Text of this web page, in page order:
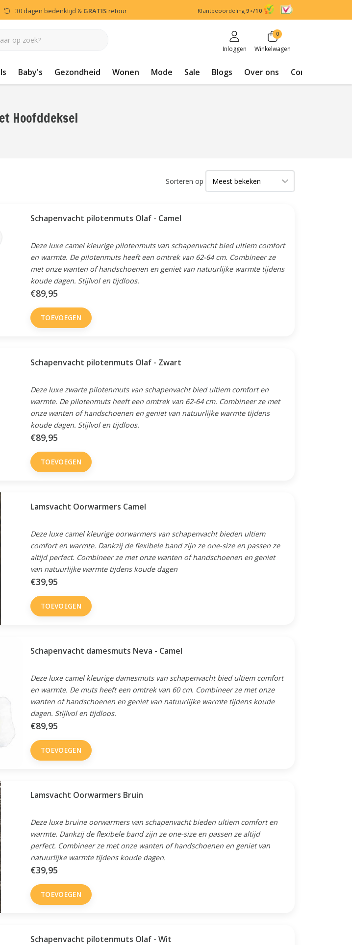
30 dagen bedenktijd & GRATIS retour Klantbeoordeling 9+/10
Inloggen
0
Winkelwagen
Baby's Gezondheid Wonen Mode Sale Blogs Over ons Contact
Hoofddeksel
Sorteren op
Schapenvacht pilotenmuts Olaf - Camel
Deze luxe camel kleurige pilotenmuts van schapenvacht bied ultiem comfort
en warmte. De pilotenmuts heeft een omtrek van 62-64 cm. Combineer ze
met onze wanten of handschoenen en geniet van natuurlijke warmte tijdens
koude dagen. Stijlvol en tijdloos.
€89,95
TOEVOEGEN
Schapenvacht pilotenmuts Olaf - Zwart
Deze luxe zwarte pilotenmuts van schapenvacht bied ultiem comfort en
warmte. De pilotenmuts heeft een omtrek van 62-64 cm. Combineer ze met
onze wanten of handschoenen en geniet van natuurlijke warmte tijdens
koude dagen. Stijlvol en tijdloos.
€89,95
TOEVOEGEN
Lamsvacht Oorwarmers Camel
Deze luxe camel kleurige oorwarmers van schapenvacht bieden ultiem
comfort en warmte. Dankzij de flexibele band zijn ze one-size en passen ze
altijd perfect. Combineer ze met onze wanten of handschoenen en geniet
van natuurlijke warmte tijdens koude dagen
€39,95
TOEVOEGEN
Schapenvacht damesmuts Neva - Camel
Deze luxe camel kleurige damesmuts van schapenvacht bied ultiem comfort
en warmte. De muts heeft een omtrek van 60 cm. Combineer ze met onze
wanten of handschoenen en geniet van natuurlijke warmte tijdens koude
dagen. Stijlvol en tijdloos.
€89,95
TOEVOEGEN
Lamsvacht Oorwarmers Bruin
Deze luxe bruine oorwarmers van schapenvacht bieden ultiem comfort en
warmte. Dankzij de flexibele band zijn ze one-size en passen ze altijd
perfect. Combineer ze met onze wanten of handschoenen en geniet van
natuurlijke warmte tijdens koude dagen.
€39,95
TOEVOEGEN
Schapenvacht pilotenmuts Olaf - Wit